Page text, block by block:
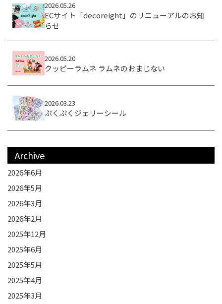
2026.05.26
ECサイト「decoreight」のリニューアルのお知
らせ
2026.05.20
クッピーラムネ ラムネのおまじない
2026.03.23
ぷくぷくジェリーシール
Archive
2026年6月
2026年5月
2026年3月
2026年2月
2025年12月
2025年6月
2025年5月
2025年4月
2025年3月